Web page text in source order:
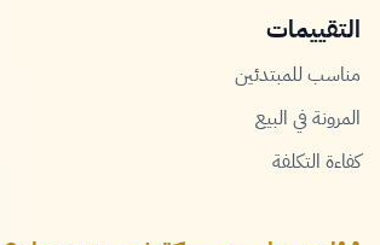
التقييمات
مناسب للمبتدئين
المرونة في البيع
كفاءة التكلفة